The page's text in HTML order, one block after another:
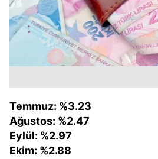
Temmuz: %3.23
Ağustos: %2.47
Eylül: %2.97
Ekim: %2.88